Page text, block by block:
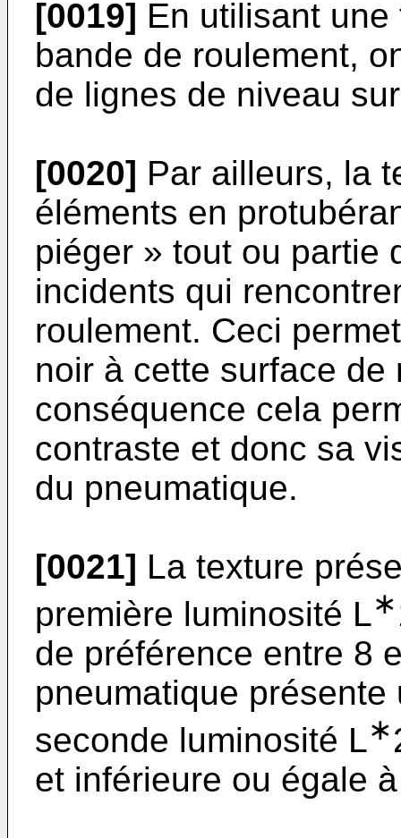
[0019] En utilisant
bande de roulement,
de lignes de niveau
[0020] Par ailleurs, la
éléments en
piéger » tout ou partie
incidents qui
roulement. Ceci
noir à cette surface de
conséquence cela
contraste et donc sa
du pneumatique.
[0021] La texture
première luminosité L∗
de préférence entre 8
pneumatique
seconde luminosité L∗
et inférieure ou égale